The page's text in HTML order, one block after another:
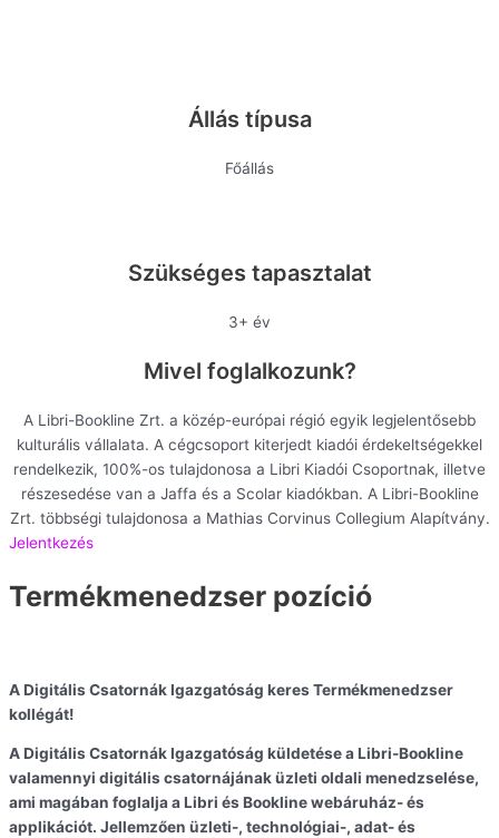
Állás típusa
Főállás
Szükséges tapasztalat
3+ év
Mivel foglalkozunk?
A Libri-Bookline Zrt. a közép-európai régió egyik legjelentősebb
kulturális vállalata. A cégcsoport kiterjedt kiadói érdekeltségekkel
rendelkezik, 100%-os tulajdonosa a Libri Kiadói Csoportnak, illetve
részesedése van a Jaffa és a Scolar kiadókban. A Libri-Bookline
Zrt. többségi tulajdonosa a Mathias Corvinus Collegium Alapítvány.
Jelentkezés
Termékmenedzser pozíció
A Digitális Csatornák Igazgatóság keres Termékmenedzser
kollégát!
A Digitális Csatornák Igazgatóság küldetése a Libri-Bookline
valamennyi digitális csatornájának üzleti oldali menedzselése,
ami magában foglalja a Libri és Bookline webáruház- és
applikációt. Jellemzően üzleti-, technológiai-, adat- és